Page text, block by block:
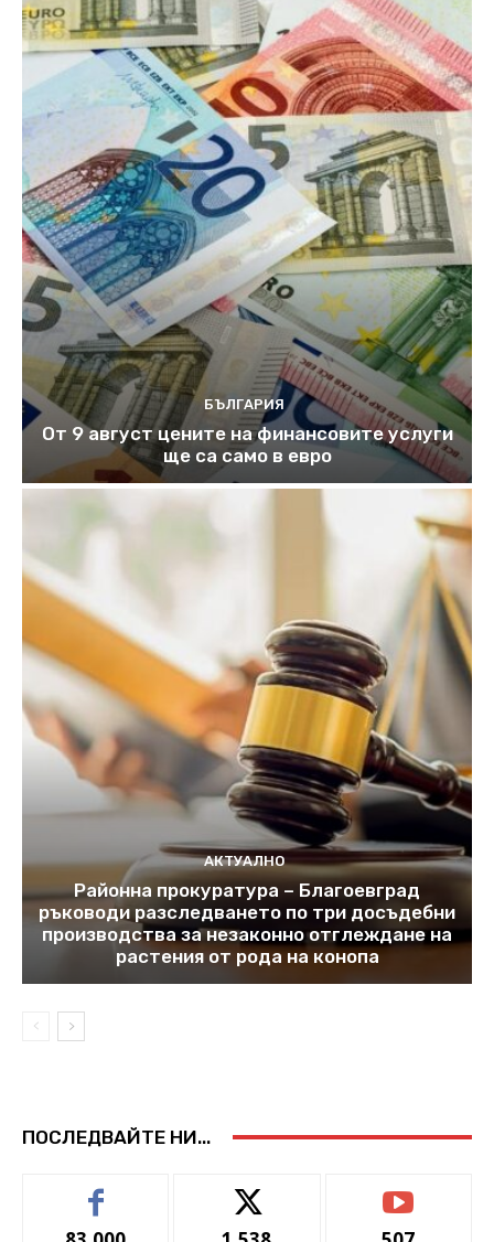
БЪЛГАРИЯ
От 9 август цените на финансовите услуги
ще са само в евро
АКТУАЛНО
Районна прокуратура – Благоевград
ръководи разследването по три досъдебни
производства за незаконно отглеждане на
растения от рода на конопа
ПОСЛЕДВАЙТЕ НИ...